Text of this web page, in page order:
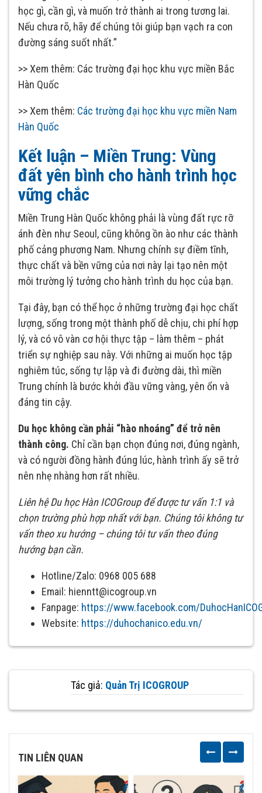
học gì, cần gì, và muốn trở thành ai trong tương lai.
Nếu chưa rõ, hãy để chúng tôi giúp bạn vạch ra con
đường sáng suốt nhất.”
>> Xem thêm: Các trường đại học khu vực miền Bắc
Hàn Quốc
>> Xem thêm: Các trường đại học khu vực miền Nam
Hàn Quốc
Kết luận – Miền Trung: Vùng
đất yên bình cho hành trình học
vững chắc
Miền Trung Hàn Quốc không phải là vùng đất rực rỡ
ánh đèn như Seoul, cũng không ồn ào như các thành
phố cảng phương Nam. Nhưng chính sự điềm tĩnh,
thực chất và bền vững của nơi này lại tạo nên một
môi trường lý tưởng cho hành trình du học của bạn.
Tại đây, bạn có thể học ở những trường đại học chất
lượng, sống trong một thành phố dễ chịu, chi phí hợp
lý, và có vô vàn cơ hội thực tập – làm thêm – phát
triển sự nghiệp sau này. Với những ai muốn học tập
nghiêm túc, sống tự lập và đi đường dài, thì miền
Trung chính là bước khởi đầu vững vàng, yên ổn và
đáng tin cậy.
Du học không cần phải “hào nhoáng” để trở nên
thành công. Chỉ cần bạn chọn đúng nơi, đúng ngành,
và có người đồng hành đúng lúc, hành trình ấy sẽ trở
nên nhẹ nhàng hơn rất nhiều.
Liên hệ Du học Hàn ICOGroup để được tư vấn 1:1 và
chọn trường phù hợp nhất với bạn. Chúng tôi không tư
vấn theo xu hướng – chúng tôi tư vấn theo đúng
hướng bạn cần.
Hotline/Zalo: 0968 005 688
Email: hienntt@icogroup.vn
Fanpage: https://www.facebook.com/
Website: https://duhochanico.edu.vn/
Tác giả: Quản Trị ICOGROUP
TIN LIÊN QUAN